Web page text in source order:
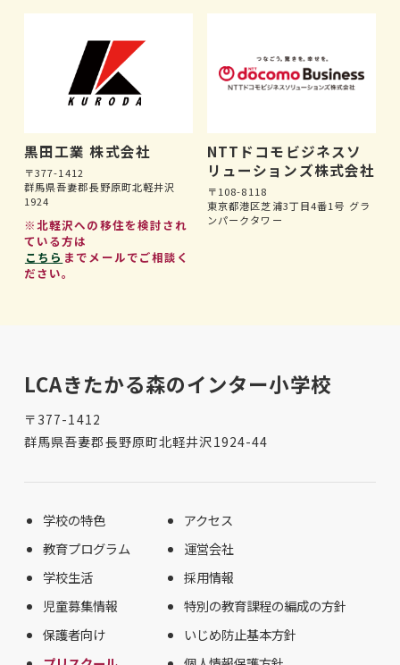
黒田工業 株式会社
〒377-1412
群馬県吾妻郡長野原町北軽井沢
1924
※北軽沢への移住を検討され
ている方は
こちら までメールでご相談く
ださい。
NTTドコモビジネスソ
リューションズ株式会社
〒108-8118
東京都港区芝浦3丁目4番1号 グラ
ンパークタワー
LCAきたかる森のインター小学校
〒377-1412
群馬県吾妻郡長野原町北軽井沢1924-44
学校の特色
教育プログラム
学校生活
児童募集情報
保護者向け
アクセス
運営会社
採用情報
特別の教育課程の編成の方針
いじめ防止基本方針